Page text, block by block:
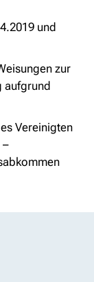
und
zur
aufgrund
Vereinigten